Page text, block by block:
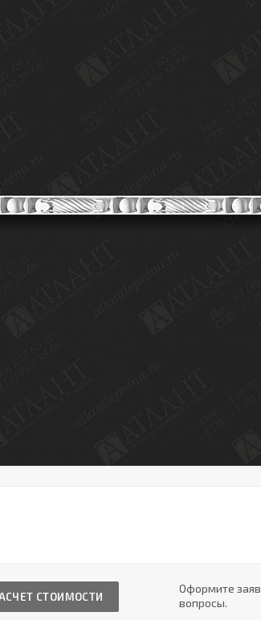
СТОИМОСТИ
Оформите
вопросы.